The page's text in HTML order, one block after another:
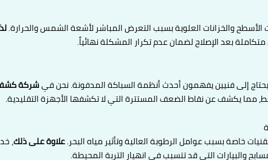
والخزانات العلوية بسبب التعرض المباشر لأشعة الشمس والحرارة.
متكاملة بعد الإصلاح لضمان عدم تكرار المشكلة نهائياً.
يحتاج إلى فنيين يفهمون أحدث أنظمة السباكة المدفونة. نحن فيشركة
مما يكشف عن نقاط الضعف المستترة التي لا تكشفها الأجهزة التقليدية.
خاصة بسبب عوامل الرطوبة العالية وتأثير مياه البحر.علاوة على ذلك،
والبيارات التي قد تتسبب في انهيار التربة المحيطة.